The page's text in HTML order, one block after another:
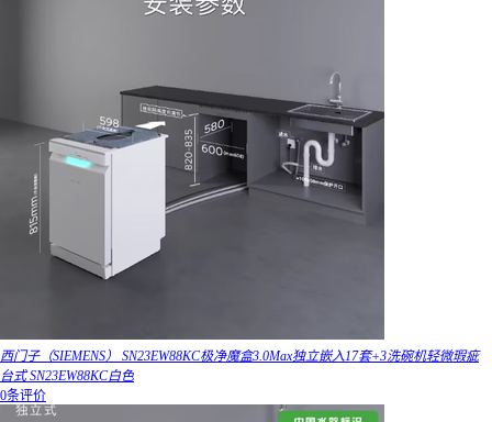
西门子（SIEMENS） SN23EW88KC极净魔盒3.0Max独立嵌入17套+3洗碗机轻微瑕疵
台式 SN23EW88KC白色
0条评价